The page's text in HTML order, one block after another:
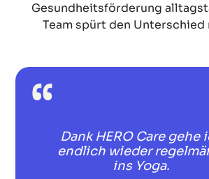
Gesundheitsförderung
Team spürt den Unterschied
Dank HERO Care gehe
endlich wieder
ins Yoga.